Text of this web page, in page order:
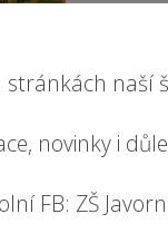
stránkách naší
novinky i
FB: ZŠ